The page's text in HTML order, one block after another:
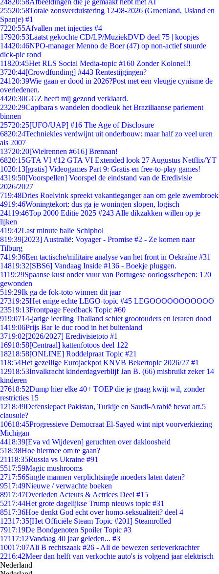
24820:58Afbeeldingen die je gemaakt hebt met AI
25520:58Totale zonsverduistering 12-08-2026 (Groenland, IJsland en
Spanje) #1
7220:55Afvallen met injecties #4
17920:53Laatst gekochte CD/LP/MuziekDVD deel 75 | koopjes
14420:46NPO-manager Menno de Boer (47) op non-actief stuurde
dick-pic rond
11820:45Het RLS Social Media-topic #160 Zonder Kolonel!!
3720:44[Crowdfunding] #443 Rentestijgingen?
241 20:39Wie gaan er dood in 2026?Post met een vleugje cynisme de
overledenen.
4420:30GGZ heeft mij gezond verklaard.
2320:29Capibara's wandelen doodleuk het Braziliaanse parlement
binnen
25720:25[UFO/UAP] #16 The Age of Disclosure
6820:24Techniekles verdwijnt uit onderbouw: maar half zo veel uren
als 2007
13720:20[Wielrennen #616] Brennan!
6820:15GTA VI #12 GTA VI Extended look 27 Augustus Netflix/YT
1020:13[gratis] Videogames Part 9: Gratis en free-to-play games!
4319:50[Voorspellen] Voorspel de eindstand van de Eredivisie
2026/2027
719:48Dries Roelvink spreekt vakantieganger aan om gele zwembroek
4919:46Woningtekort: dus ga je woningen slopen, logisch
24119:46Top 2000 Editie 2025 #243 Alle dikzakken willen op je
lijken
419:42Last minute balie Schiphol
819:39[2023] Australië: Voyager - Promise #2 - Ze komen naar
Tilburg
7419:36Een tactische/militaire analyse van het front in Oekraïne #31
14819:32[SBS6] Vandaag Inside #136 - Boekje pluggen.
1119:29Spaanse kust onder vuur van Portugese oorlogsschepen: 120
gewonden
519:29Ik ga de fok-toto winnen dit jaar
27319:25Het enige echte LEGO-topic #45 LEGOOOOOOOOOOO
23519:13Frontpage Feedback Topic #60
919:0714-jarige leerling Thailand schiet grootouders en leraren dood
1419:06Prijs Bar le duc rood in het buitenland
3719:02[2026/2027] Eredivisietoto #1
16918:58[Centraal] kattenfotoos deel 122
18218:58[ONLINE] Roddelpraat Topic #21
118:54Het gezellige Eurojackpot KNVB Bekertopic 2026/27 #1
12918:53Invalkracht kinderdagverblijf Jan B. (66) misbruikt zeker 14
kinderen
27618:52Dump hier elke 40+ TOEP die je graag kwijt wil, zonder
restricties 15
1218:49Defensiepact Pakistan, Turkije en Saudi-Arabië bevat art.5
clausule?
10618:45Progressieve Democraat El-Sayed wint nipt voorverkiezing
Michigan
4418:39[Eva vd Wijdeven] geruchten over dakloosheid
518:38Hoe hiermee om te gaan?
21118:35Russia vs Ukraine #91
5517:59Magic mushrooms
2717:56Single mannen verplichtsingle moeders laten daten?
9517:49Nieuwe / verwachte boeken
8917:47Overleden Acteurs & Actrices Deel #15
5217:44Het grote dagelijkse Trump nieuws topic #31
8517:36Hoe denkt God echt over homo-seksualiteit? deel 4
12317:35[Het Officiële Steam Topic #201] Steamrolled
7917:19De Bondgenoten Spoiler Topic #3
17117:12Vandaag 40 jaar geleden... #3
10017:07Ali B rechtszaak #26 - Ali de bewezen serieverkrachter
2216:42Meer dan helft van verkochte auto's is volgend jaar elektrisch
Nederland